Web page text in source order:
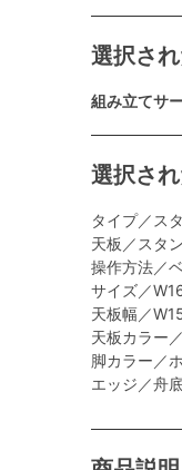
選択さ
組み立てサ
選択さ
タイプ／ス
天板／スタ
操作方法／
サイズ／
天板幅／
天板カラー
脚カラー／
エッジ／舟